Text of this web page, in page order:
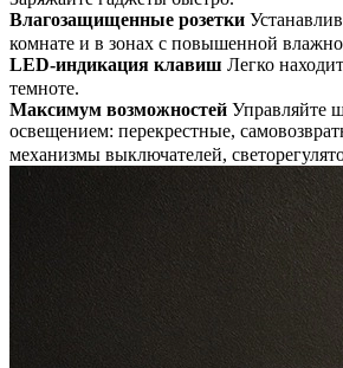
Влагозащищенные розетки
комнате и в зонах с повышенной
LED-индикация клавиш Легко
темноте.
Максимум возможностей Управляйте
освещением: перекрестные,
механизмы выключателей,